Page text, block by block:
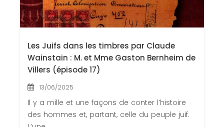
Les Juifs dans les timbres par Claude
Wainstain : M. et Mme Gaston Bernheim de
Villers (épisode 17)
13/06/2025
Il y a mille et une façons de conter l’histoire
des hommes et, partant, celle du peuple juif.